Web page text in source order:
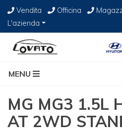
Vendita Officina
L'azienda
MENU
MG MG3 1.5L
AT 2WD